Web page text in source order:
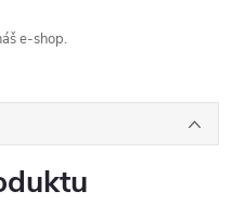
e-shop.